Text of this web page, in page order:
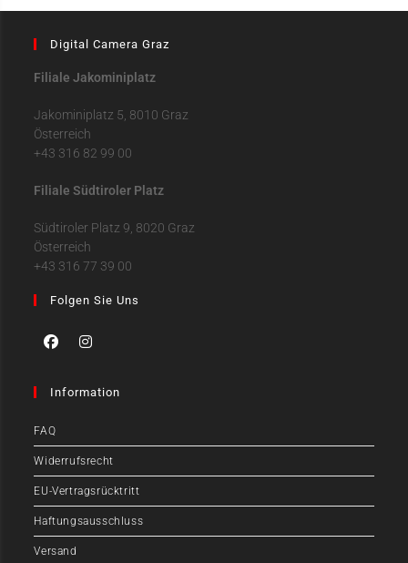
Digital Camera Graz
Filiale Jakominiplatz
Jakominiplatz 5, 8010 Graz
Österreich
+43 316 82 99 00
Filiale Südtiroler Platz
Südtiroler Platz 9, 8020 Graz
Österreich
+43 316 77 39 00
Folgen Sie Uns
Information
FAQ
Widerrufsrecht
EU-Vertragsrücktritt
Haftungsausschluss
Versand